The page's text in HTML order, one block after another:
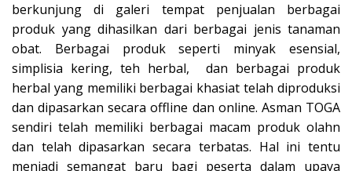
berkunjung di galeri tempat penjualan berbagai
produk yang dihasilkan dari berbagai jenis tanaman
obat. Berbagai produk seperti minyak esensial,
simplisia kering, teh herbal, dan berbagai produk
herbal yang memiliki berbagai khasiat telah diproduksi
dan dipasarkan secara offline dan online. Asman TOGA
sendiri telah memiliki berbagai macam produk olahn
dan telah dipasarkan secara terbatas. Hal ini tentu
menjadi semangat baru bagi peserta dalam upaya